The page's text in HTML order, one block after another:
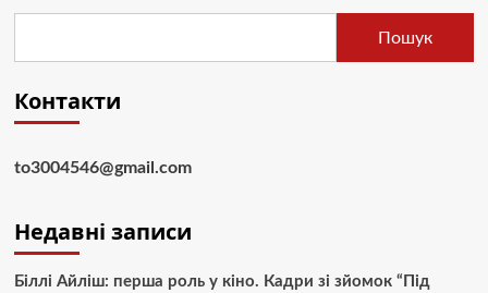
Пошук
Контакти
to3004546@gmail.com
Недавні записи
Біллі Айліш: перша роль у кіно. Кадри зі зйомок “Під